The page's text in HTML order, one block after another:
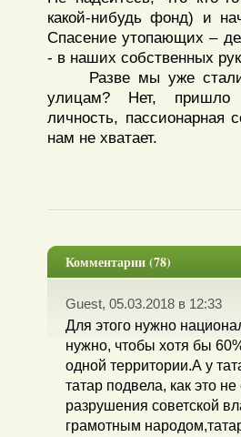
какой-нибудь фонд) и
Спасение утопающих –
- в наших собственных
Разве мы уже стали
улицам? Нет, пришло
личность, пассионарная
нам не хватает.
Комментарии (78)
Guest, 05.03.2018 в 12:33
Для этого нужно
нужно, чтобы хотя бы
одной территории.А у
татар подвела, как это
разрушения советской
грамотным